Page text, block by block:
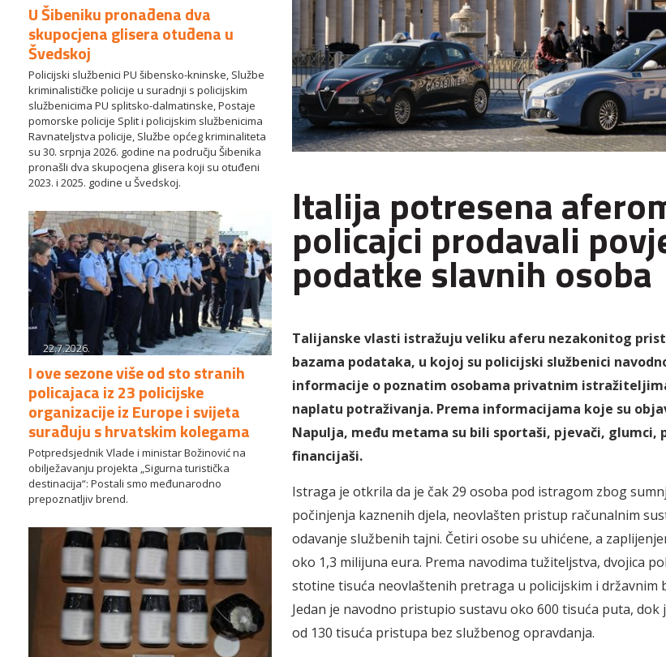
U Šibeniku pronađena dva
skupocjena glisera otuđena u
Švedskoj
Policijski službenici PU šibensko-kninske, Službe
kriminalističke policije u suradnji s policijskim
službenicima PU splitsko-dalmatinske, Postaje
pomorske policije Split i policijskim službenicima
Ravnateljstva policije, Službe općeg kriminaliteta
su 30. srpnja 2026. godine na području Šibenika
pronašli dva skupocjena glisera koji su otuđeni
2023. i 2025. godine u Švedskoj.
22.7.2026.
I ove sezone više od sto stranih
policajaca iz 23 policijske
organizacije iz Europe i svijeta
surađuju s hrvatskim kolegama
Potpredsjednik Vlade i ministar Božinović na
obilježavanju projekta „Sigurna turistička
destinacija“: Postali smo međunarodno
prepoznatljiv brend.
Italija potresena
policajci prodavali
podatke slavnih osoba
Talijanske vlasti istražuju veliku aferu nezakonitog
bazama podataka, u kojoj su policijski službenici
informacije o poznatim osobama privatnim
naplatu potraživanja. Prema informacijama koje su
Napulja, među metama su bili sportaši, pjevači, glumci,
financijaši.
Istraga je otkrila da je čak 29 osoba pod istragom zbog
počinjenja kaznenih djela, neovlašten pristup računalnim
odavanje službenih tajni. Četiri osobe su uhićene, a
oko 1,3 milijuna eura. Prema navodima tužiteljstva, dvojica
stotine tisuća neovlaštenih pretraga u policijskim i državnim
Jedan je navodno pristupio sustavu oko 600 tisuća puta, dok
od 130 tisuća pristupa bez službenog opravdanja.